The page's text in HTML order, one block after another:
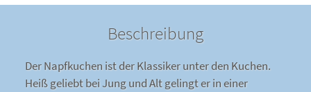
Beschreibung
Der Napfkuchen ist der Klassiker unter den Kuchen.
Heiß geliebt bei Jung und Alt gelingt er in einer